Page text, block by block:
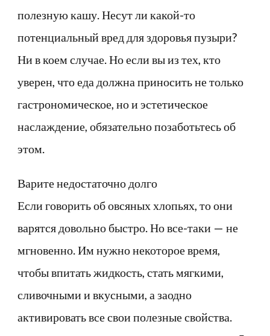
полезную кашу. Несут ли какой-то
потенциальный вред для здоровья пузыри?
Ни в коем случае. Но если вы из тех, кто
уверен, что еда должна приносить не только
гастрономическое, но и эстетическое
наслаждение, обязательно позаботьтесь об
этом.
Варите недостаточно долго
Если говорить об овсяных хлопьях, то они
варятся довольно быстро. Но все-таки — не
мгновенно. Им нужно некоторое время,
чтобы впитать жидкость, стать мягкими,
сливочными и вкусными, а заодно
активировать все свои полезные свойства.